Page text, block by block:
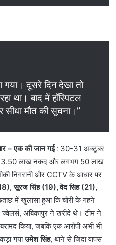
गया। दूसरे दिन देखा तो
था। बाद में हॉस्पिटल
सीधा मौत की सूचना।”
– एक की जान गई: 30-31 अक्टूबर
लाख नकद और लगभग 50 लाख
निगरानी और CCTV के आधार पर
सूरज सिंह (19), वेद सिंह (21),
में खुलासा हुआ कि चोरी के गहने
अंबिकापुर ने खरीदे थे। टीम ने
किया, जबकि एक आरोपी अभी भी
गयाउमेश सिंह, थाने से जिंदा वापस